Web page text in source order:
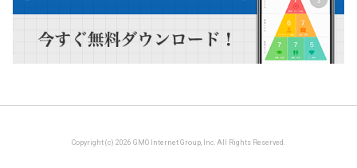
Copyright (c) 2026 GMO Internet Group, Inc. All Rights Reserved.